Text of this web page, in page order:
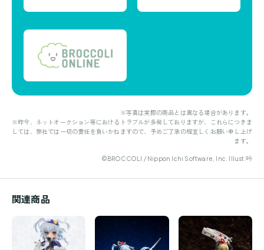
※写真は実際の商品とは異なる場合があります。
※昨今、ネットオークション等におけるトラブルが多発しておりますが、これらにつきま
しては、弊社では一切の責任を負いかねますので、予めご了承の程宜しくお願い申し上げ
ます。
©BROCCOLI / Nippon Ichi Software, Inc. Illust:吟
関連商品